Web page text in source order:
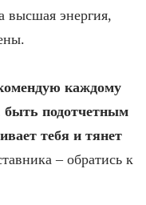
высшая энергия,
каждому
быть подотчетным
тебя и тянет
– обратись к